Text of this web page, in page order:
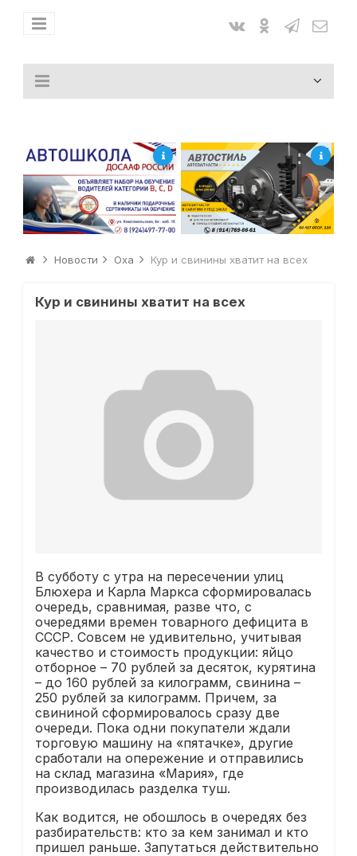
Новости Оха Кур и свинины хватит на всех
Кур и свинины хватит на всех
В субботу с утра на пересечении улиц
Блюхера и Карла Маркса сформировалась
очередь, сравнимая, разве что, с
очередями времен товарного дефицита в
СССР. Совсем не удивительно, учитывая
качество и стоимость продукции: яйцо
отборное – 70 рублей за десяток, курятина
– до 160 рублей за килограмм, свинина –
250 рублей за килограмм. Причем, за
свининой сформировалось сразу две
очереди. Пока одни покупатели ждали
торговую машину на «пятачке», другие
сработали на опережение и отправились
на склад магазина «Мария», где
производилась разделка туш.
Как водится, не обошлось в очередях без
разбирательств: кто за кем занимал и кто
пришел раньше. Запутаться действительно